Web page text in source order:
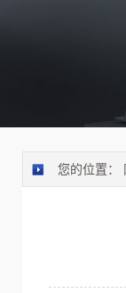
您的位置：